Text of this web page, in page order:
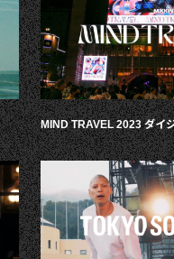
MIND TRAVEL 2023 ダイ